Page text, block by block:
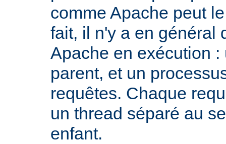
comme Apache peut
fait, il n'y a en général
Apache en exécution :
parent, et un
requêtes. Chaque
un thread séparé au
enfant.